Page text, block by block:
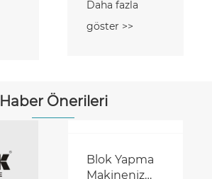
Haber Önerileri
Beton Parke
Kalıplarıyla